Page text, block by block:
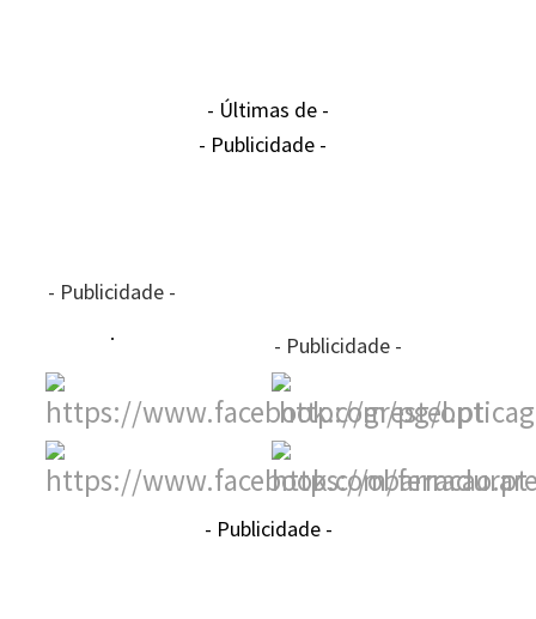
- Últimas de -
- Publicidade -
- Publicidade -
- Publicidade -
- Publicidade -